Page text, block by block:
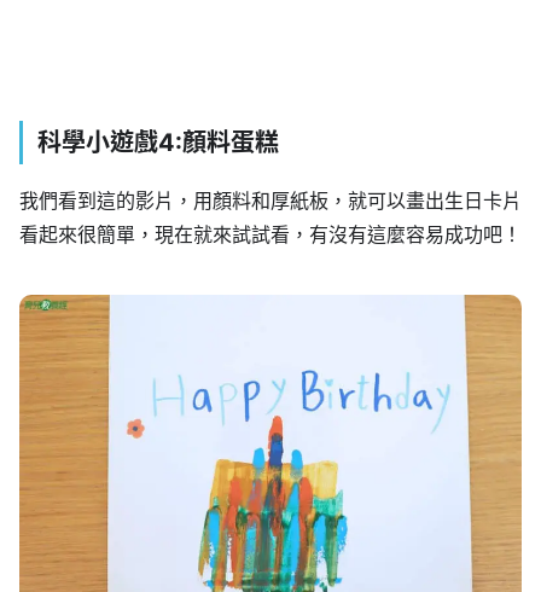
科學小遊戲4:顏料蛋糕
我們看到這的影片，用顏料和厚紙板，就可以畫出生日卡片
看起來很簡單，現在就來試試看，有沒有這麼容易成功吧！